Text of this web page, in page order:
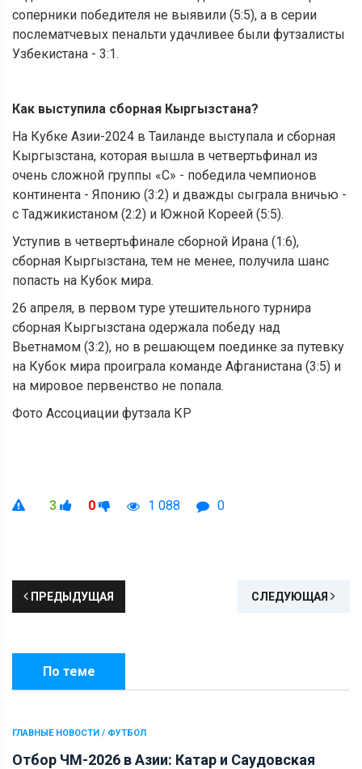
соперники победителя не выявили (5:5), а в серии
послематчевых пенальти удачливее были футзалисты
Узбекистана - 3:1.
Как выступила сборная Кыргызстана?
На Кубке Азии-2024 в Таиланде выступала и сборная
Кыргызстана, которая вышла в четвертьфинал из
очень сложной группы «С» - победила чемпионов
континента - Японию (3:2) и дважды сыграла вничью -
с Таджикистаном (2:2) и Южной Кореей (5:5).
Уступив в четвертьфинале сборной Ирана (1:6),
сборная Кыргызстана, тем не менее, получила шанс
попасть на Кубок мира.
26 апреля, в первом туре утешительного турнира
сборная Кыргызстана одержала победу над
Вьетнамом (3:2), но в решающем поединке за путевку
на Кубок мира проиграла команде Афганистана (3:5) и
на мировое первенство не попала.
Фото Ассоциации футзала КР
3 0 1 088 0
ПРЕДЫДУЩАЯ СЛЕДУЮЩАЯ
По теме
ГЛАВНЫЕ НОВОСТИ / ФУТБОЛ
Отбор ЧМ-2026 в Азии: Катар и Саудовская